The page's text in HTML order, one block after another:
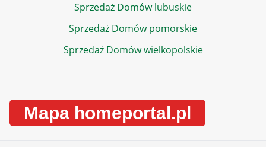
Sprzedaż Domów lubuskie
Sprzedaż Domów pomorskie
Sprzedaż Domów wielkopolskie
Mapa homeportal.pl